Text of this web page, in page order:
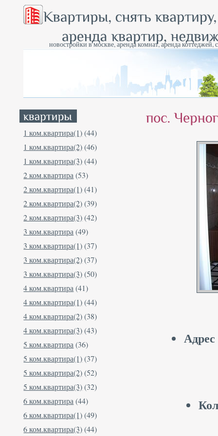
новостройки в москве, аренда комнат, аренда
1 ком.квартира(1)(44)
1 ком.квартира(2)(46)
1 ком.квартира(3)(44)
2 ком.квартира (53)
2 ком.квартира(1)(41)
2 ком.квартира(2)(39)
2 ком.квартира(3)(42)
3 ком.квартира (49)
3 ком.квартира(1)(37)
3 ком.квартира(2)(37)
3 ком.квартира(3)(50)
4 ком.квартира (41)
4 ком.квартира(1)(44)
4 ком.квартира(2)(38)
4 ком.квартира(3)(43)
5 ком.квартира (36)
5 ком.квартира(1)(37)
5 ком.квартира(2)(52)
5 ком.квартира(3)(32)
6 ком.квартира (44)
6 ком.квартира(1)(49)
6 ком.квартира(3)(44)
Адрес